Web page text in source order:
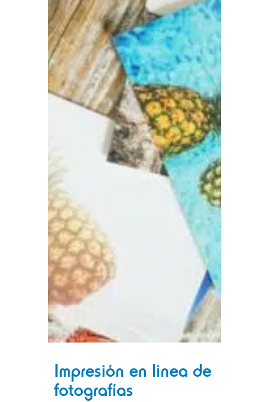
Impresión en linea de
fotografías